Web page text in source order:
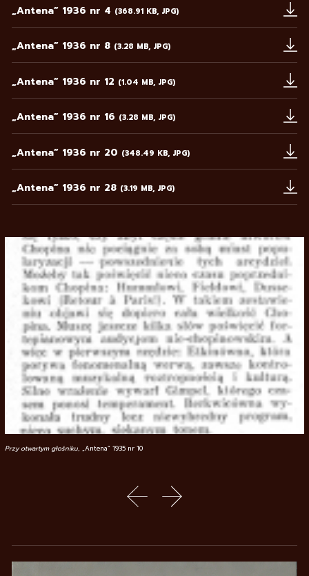
„Antena” 1936 nr 4 (368.91 KB, JPG)
Uwaga, link zostanie otwarty w nowym oknie
„Antena” 1936 nr 8 (3.28 MB, JPG)
Uwaga, link zostanie otwarty w nowym oknie
„Antena” 1936 nr 12 (1.04 MB, JPG)
Uwaga, link zostanie otwarty w nowym oknie
„Antena” 1936 nr 16 (3.28 MB, JPG)
Uwaga, link zostanie otwarty w nowym oknie
„Antena” 1936 nr 20 (348.49 KB, JPG)
Uwaga, link zostanie otwarty w nowym oknie
„Antena” 1936 nr 28 (3.19 MB, JPG)
Uwaga, link zostanie otwarty w nowym oknie
Przy otwartym głośniku, „Antena” 1935 nr 10
poprzedni slajdnastępny slajd